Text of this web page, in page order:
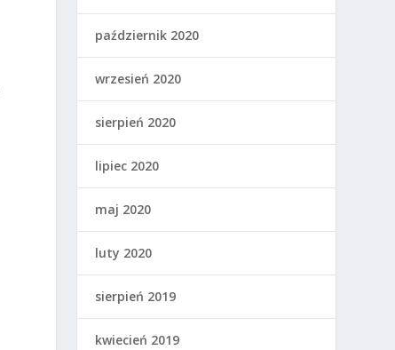
październik 2020
wrzesień 2020
sierpień 2020
lipiec 2020
maj 2020
luty 2020
sierpień 2019
kwiecień 2019